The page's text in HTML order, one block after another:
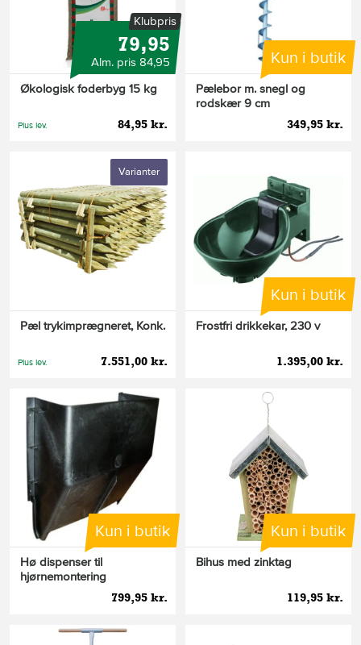
Klubpris
79,95
Alm. pris 84,95
Økologisk foderbyg 15 kg
84,95 kr.
Plus lev.
Kun i butik
Pælebor m. snegl og
rodskær 9 cm
349,95 kr.
Varianter
Pæl trykimprægneret, Konk.
7.551,00 kr.
Plus lev.
Kun i butik
Frostfri drikkekar, 230 v
1.395,00 kr.
Kun i butik
Hø dispenser til
hjørnemontering
799,95 kr.
Kun i butik
Bihus med zinktag
119,95 kr.